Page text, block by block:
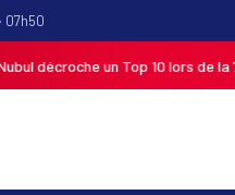
07h50
un Top 10 lors de la 7ᵉ étape